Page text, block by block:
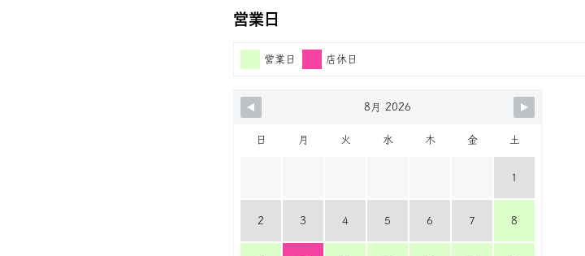
営業日
営業日 店休日
8月 2026
日 月 火 水 木 金 土
1
2 3 4 5 6 7 8